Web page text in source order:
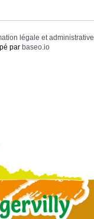
légale et administrative
par baseo.io